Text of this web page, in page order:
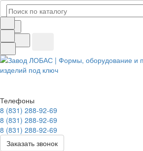
Телефоны
8 (831) 288-92-69
8 (831) 288-92-69
8 (831) 288-92-69
Заказать звонок